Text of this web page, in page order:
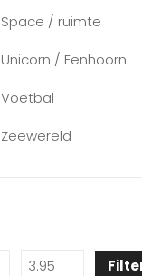
Space / ruimte
Unicorn / Eenhoorn
Voetbal
Zeewereld